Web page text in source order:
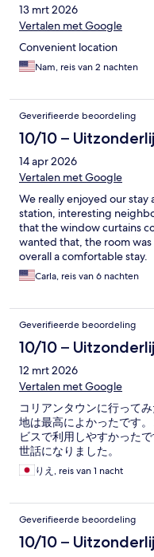
13 mrt 2026
Vertalen met Google
Convenient location
Nam, reis van 2 nachten
Geverifieerde beoordeling
10/10 –
14 apr 2026
Vertalen met Google
We really enjoyed our stay
station, interesting
that the window curtains
wanted that, the room
overall a comfortable stay.
Carla, reis van 6 nachten
Geverifieerde beoordeling
10/10 –
12 mrt 2026
Vertalen met Google
コリアンタウンに行って
地は最高によかったです
ビスで利用しやすかった
世話になりました。
りえ, reis van 1 nacht
Geverifieerde beoordeling
10/10 –